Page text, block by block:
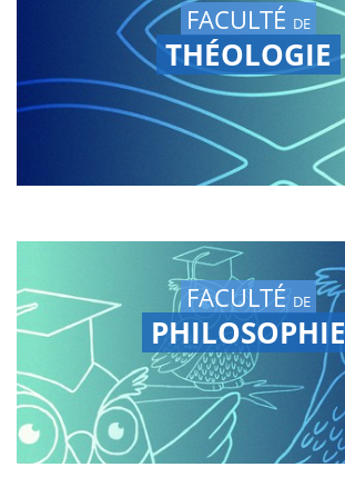
FACULTÉ DE
THÉOLOGIE
FACULTÉ DE
PHILOSOPHIE